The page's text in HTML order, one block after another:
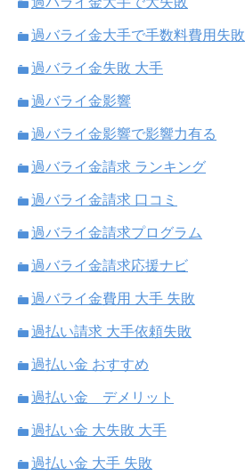
過バライ金大手で手数料費用失敗
過バライ金失敗 大手
過バライ金影響
過バライ金影響で影響力有る
過バライ金請求 ランキング
過バライ金請求 口コミ
過バライ金請求プログラム
過バライ金請求応援ナビ
過バライ金費用 大手 失敗
過払い請求 大手依頼失敗
過払い金 おすすめ
過払い金 デメリット
過払い金 大失敗 大手
過払い金 大手 失敗